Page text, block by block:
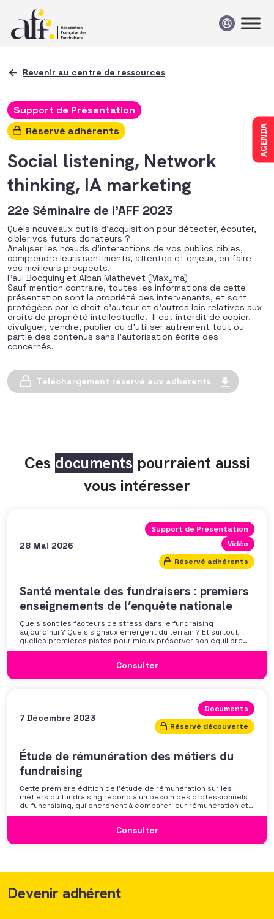
AGENDA
Revenir au centre de ressources
Support de Présentation
Réservé adhérents
Social listening, Network
thinking, IA marketing
22e Séminaire de l’AFF 2023
Quels nouveaux outils d’acquisition pour détecter, écouter,
cibler vos futurs donateurs ?
Analyser les nœuds d’interactions de vos publics cibles,
comprendre leurs sentiments, attentes et enjeux, en faire
vos meilleurs prospects.
Paul Bocquiny et Alban Mathevet (Maxyma)
Sauf mention contraire, toutes les informations de cette
présentation sont la propriété des intervenants, et sont
protégées par le droit d’auteur et d’autres lois relatives aux
droits de propriété intellectuelle. Il est interdit de copier,
divulguer, vendre, publier ou d’utiliser autrement tout ou
partie des contenus sans l’autorisation écrite des
concernés.
Téléchargement réservé aux adhérents
Ces documents pourraient aussi
vous intéresser
28 Mai 2026
Support de Présentation
Vidéo
Réservé adhérents
Santé mentale des fundraisers : premiers
enseignements de l’enquête nationale
Quels sont les facteurs de stress dans le fundraising
aujourd’hui ? Quels signaux émergent du terrain ? Et surtout,
quelles premières pistes pour mieux préserver son équilibre
professionnel ? L’AFF vous propose un webinaire pour découvrir
discussion autour des mécanismes
Consulter
7 Décembre 2023
Documents
Réservé découverte
Étude de rémunération des métiers du
fundraising
Cette première édition de l’étude de rémunération sur les
métiers du fundraising répond à un besoin des professionnels
du fundraising, qui cherchent à comparer leur rémunération et à
se positionner. Elle répond également à une préoccupation
des politiques salariales comme un enjeu majeur,
Consulter
Devenir adhérent